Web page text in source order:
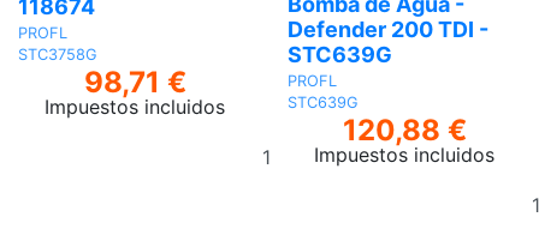
118674
PROFL
STC3758G
98,71 €
Impuestos incluidos
Añadir
al
Defender 200 TDI -
STC639G
PROFL
STC639G
120,88 €
Impuestos incluidos